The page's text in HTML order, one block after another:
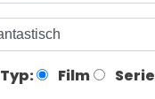
Typ: Film Serie